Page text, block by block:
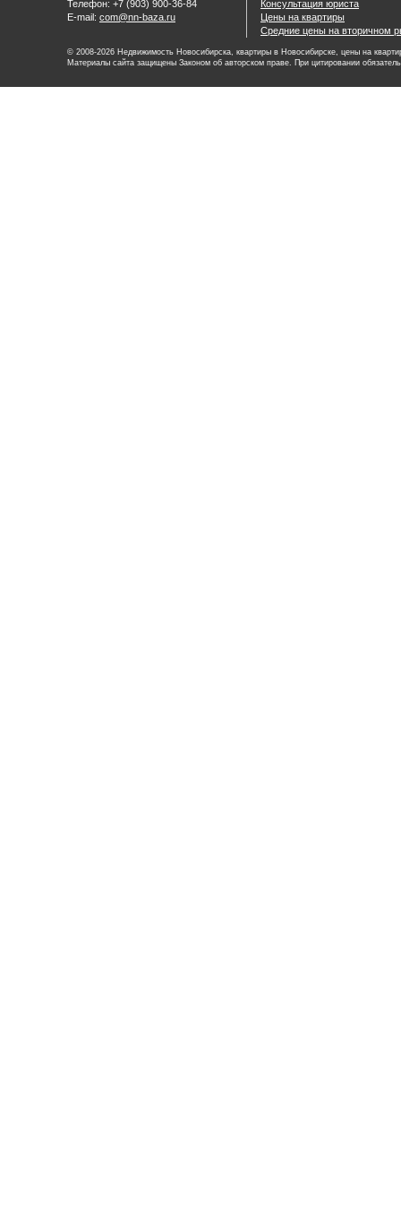
Телефон: +7 (903) 900-36-84
E-mail: com@nn-baza.ru
Консультация юриста
Цены на квартиры
Средние цены на вторичном
© 2008-2026 Недвижимость Новосибирска, квартиры в Новосибирске, цены на
Материалы сайта защищены Законом об авторском праве. При цитировании